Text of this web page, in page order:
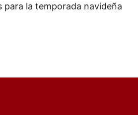
para la temporada navideña